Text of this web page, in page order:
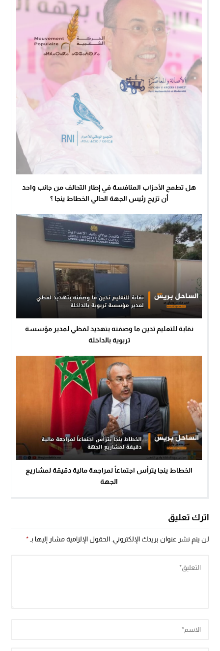
هل تطمح الأحزاب المنافسة في إطار التحالف من جانب واحد
أن تزيح رئيس الجهة الحالي الخطاط ينجا ؟
نقابة للتعليم تدين ما وصفته بتهديد لفظي لمدير مؤسسة
تربوية بالداخلة
الخطاط ينجا يترأس اجتماعاً لمراجعة مالية دقيقة لمشاريع
الجهة
اترك تعليق
لن يتم نشر عنوان بريدك الإلكتروني. الحقول الإلزامية مشار إليها بـ*